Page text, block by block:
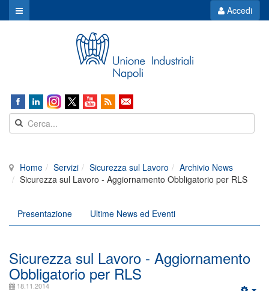
Accedi
Home Servizi Sicurezza sul Lavoro
Archivio News
Sicurezza sul Lavoro - Aggiornamento Obbligatorio per RLS
Presentazione Ultime News ed Eventi
Sicurezza sul Lavoro - Aggiornamento
Obbligatorio per RLS
18.11.2014